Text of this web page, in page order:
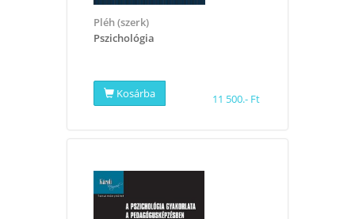
Pléh (szerk)
Pszichológia
Kosárba 11 500.- Ft